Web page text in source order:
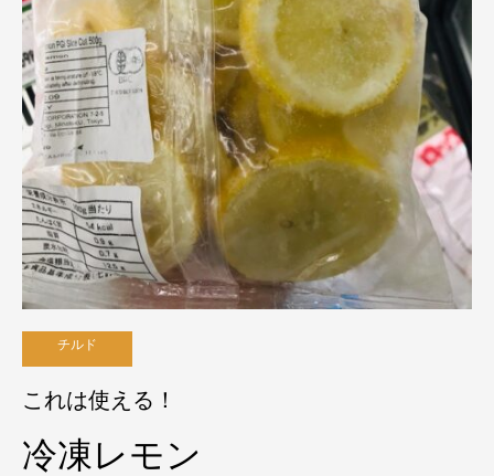
チルド
これは使える！
冷凍レモン